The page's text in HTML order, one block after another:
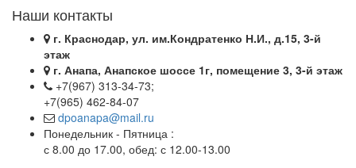
Наши контакты
г. Краснодар, ул. им.Кондратенко Н.И., д.15, 3-й
этаж
г. Анапа, Анапское шоссе 1г, помещение 3, 3-й этаж
+7(967) 313-34-73;
+7(965) 462-84-07
dpoanapa@mail.ru
Понедельник - Пятница :
с 8.00 до 17.00, обед: с 12.00-13.00